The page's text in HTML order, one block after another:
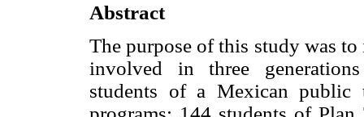
Abstract
The purpose of this study was
involved in three
students of a Mexican public